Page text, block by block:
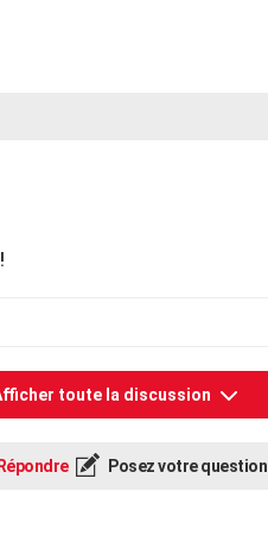
toute la discussion
Répondre Posez votre question